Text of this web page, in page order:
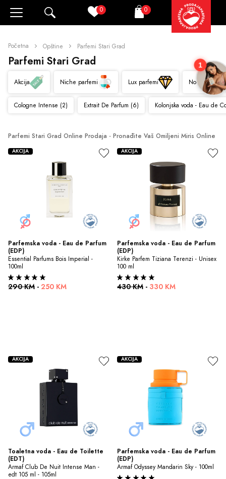
0 Korpa
0
Početna Opštine Parfemi Stari Grad
Parfemi Stari Grad
Akcija Niche parfemi Lux parfemi Novo
Cologne Intense (2) Extrait De Parfum (6) Kolonjska voda - Eau de
Parfemi Stari Grad Online Prodaja - Pronađite Vaš Omiljeni Miris Online
Parfemska voda - Eau de Parfum
(EDP)
Essential Parfums Bois Imperial -
100ml
290 KM - 250 KM
AKCIJA
Parfemska voda - Eau de Parfum
(EDP)
Kirke Parfem Tiziana Terenzi - Unisex
100 ml
430 KM - 330 KM
AKCIJA
Toaletna voda - Eau de Toilette
(EDT)
Armaf Club De Nuit Intense Man -
edt 105 ml - 105ml
AKCIJA
Parfemska voda - Eau de Parfum
(EDP)
Armaf Odyssey Mandarin Sky - 100ml
AKCIJA
1